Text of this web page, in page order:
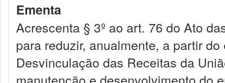
Ementa
Acrescenta § 3º ao art. 76 do Ato
para reduzir, anualmente, a partir
Desvinculação das Receitas da